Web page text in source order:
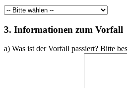
3. Informationen zum Vorfall
a) Was ist der Vorfall passiert? Bitte